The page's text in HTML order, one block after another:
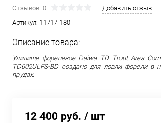
Отзывов: 0
Добавить отзыв
Артикул: 11717-180
Описание товара:
Удилище форелевое Daiwa TD Trout Area
TD602ULFS-BD создано для ловли форели в
прудах.
12 400 руб. / шт